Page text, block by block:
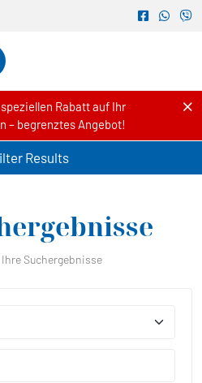
Rabatt auf Ihr
– begrenztes Angebot!
Results
Ihre Suchergebnisse